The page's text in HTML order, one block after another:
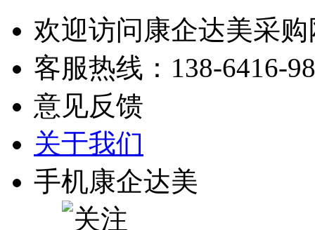
欢迎访问康企达美采购
客服热线： 138-6416-
意见反馈
关于我们
手机康企达美